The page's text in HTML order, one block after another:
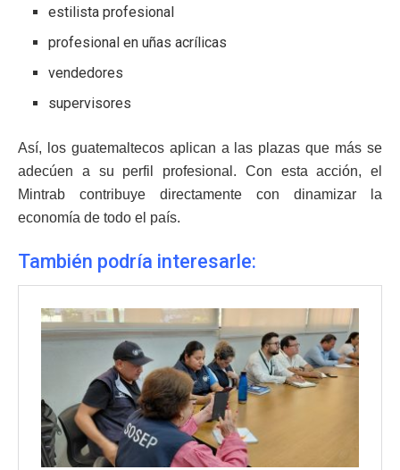
estilista profesional
profesional en uñas acrílicas
vendedores
supervisores
Así, los guatemaltecos aplican a las plazas que más se
adecúen a su perfil profesional. Con esta acción, el
Mintrab contribuye directamente con dinamizar la
economía de todo el país.
También podría interesarle: